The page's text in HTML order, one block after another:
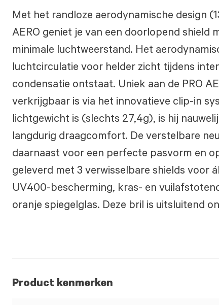
Met het randloze aerodynamische design
AERO geniet je van een doorlopend shield
minimale luchtweerstand. Het
luchtcirculatie voor helder zicht tijdens
condensatie ontstaat. Uniek aan de PRO
verkrijgbaar is via het innovatieve clip-in
lichtgewicht is (slechts 27,4g), is hij
langdurig draagcomfort. De verstelbare
daarnaast voor een perfecte pasvorm en
geleverd met 3 verwisselbare shields voor
UV400-bescherming, kras- en
oranje spiegelglas. ​ ​Deze bril is uitsluitend
Product kenmerken